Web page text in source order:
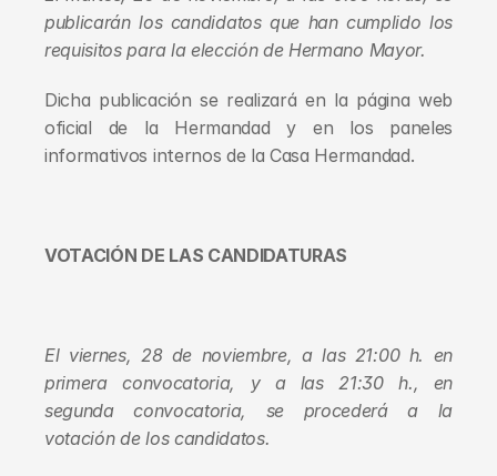
publicarán los candidatos que han cumplido los
requisitos para la elección de Hermano Mayor.
Dicha publicación se realizará en la página web
oficial de la Hermandad y en los paneles
informativos internos de la Casa Hermandad.
VOTACIÓN DE LAS CANDIDATURAS
El viernes, 28 de noviembre, a las 21:00 h. en
primera convocatoria, y a las 21:30 h., en
segunda convocatoria, se procederá a la
votación de los candidatos.